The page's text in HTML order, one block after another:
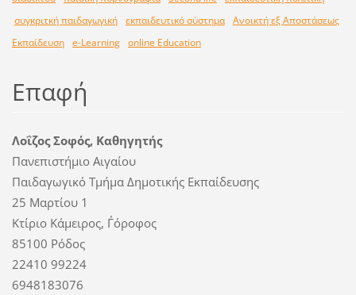
συγκριτκή παιδαγωγική εκπαιδευτικό σύστημα Ανοικτή εξ Αποστάσεως
Εκπαίδευση e-Learning online Education
Επαφή
Λοΐζος Σοφός, Καθηγητής
Πανεπιστήμιο Αιγαίου
Παιδαγωγικό Τμήμα Δημοτικής Εκπαίδευσης
25 Μαρτίου 1
Κτίριο Κάμειρος, Γ΄όροφος
85100 Ρόδος
22410 99224
6948183076